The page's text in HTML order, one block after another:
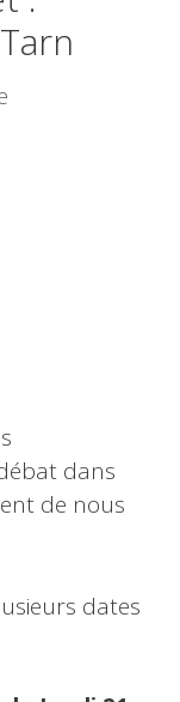
dans
de nous
dates